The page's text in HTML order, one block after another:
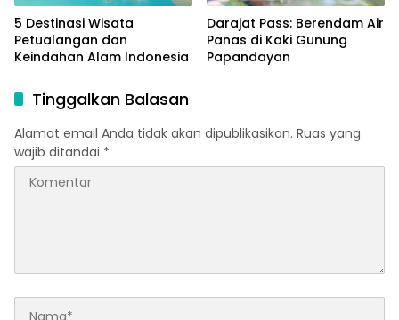
5 Destinasi Wisata
Petualangan dan
Keindahan Alam Indonesia
Darajat Pass: Berendam Air
Panas di Kaki Gunung
Papandayan
Tinggalkan Balasan
Alamat email Anda tidak akan dipublikasikan. Ruas yang
wajib ditandai *